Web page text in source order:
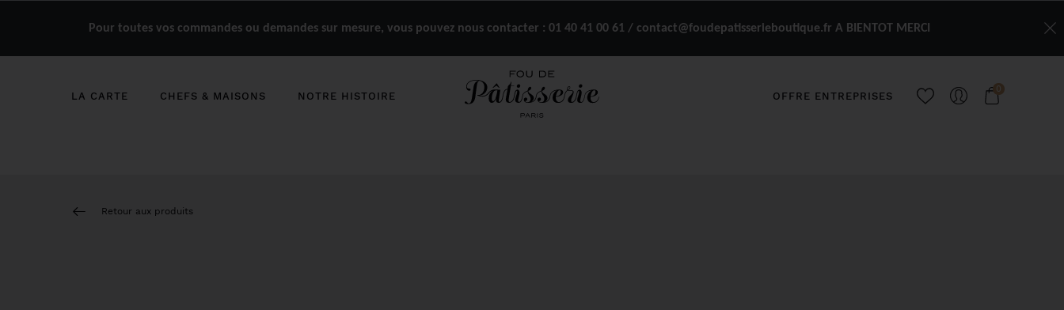
Pour toutes vos commandes ou demandes sur mesure, vous pouvez nous contacter : 01 40 41 00 61 / contact@foudepatisserieboutique.fr A BIENTOT MERCI
LA CARTE CHEFS & MAISONS NOTRE HISTOIRE OFFRE ENTREPRISES
0
Retour aux produits